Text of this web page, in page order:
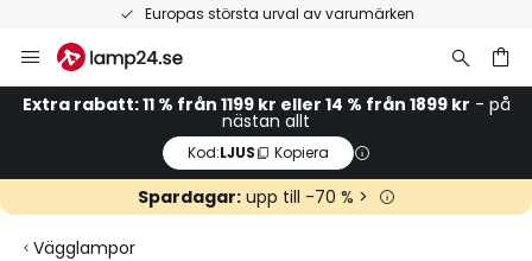
Europas största urval av varumärken
Hoppa
till
innehållet
Extra rabatt: 11 % från 1199 kr eller 14 % från 1899 kr - på
nästan allt
Kod:LJUS Kopiera
Spardagar:upp till -70 % >
Vägglampor